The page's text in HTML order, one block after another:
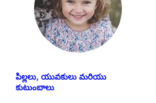
పిల్లలు, యువకులు మరియు
కుటుంబాలు